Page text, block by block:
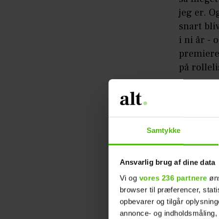
Samtykke
Ansvarlig brug af dine data
Vi og vores 236 partnere
browser til præferencer,
opbevarer og tilgår
annonce- og
jeg er.
snart
i ni år -
på
Osvald,
sikkert
- Jeg
ske lidt